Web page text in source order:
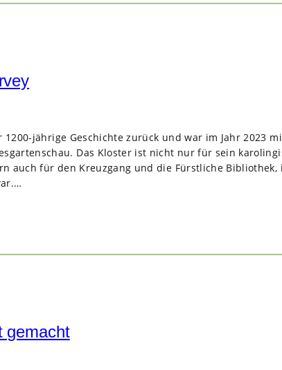
jäh­rige Geschichte zurück und war im Jahr 2023
Das Klos­ter ist nicht nur für sein
auch für den Kreuz­gang und die Fürst­li­che
gemacht